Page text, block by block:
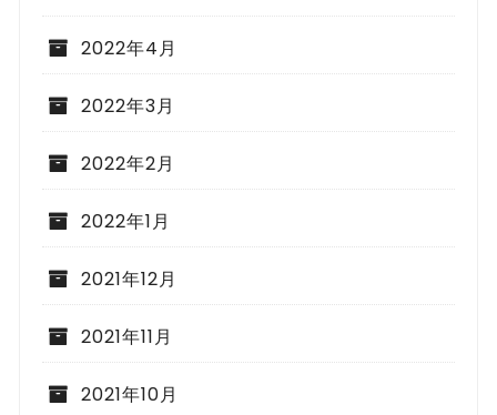
2022年4月
2022年3月
2022年2月
2022年1月
2021年12月
2021年11月
2021年10月